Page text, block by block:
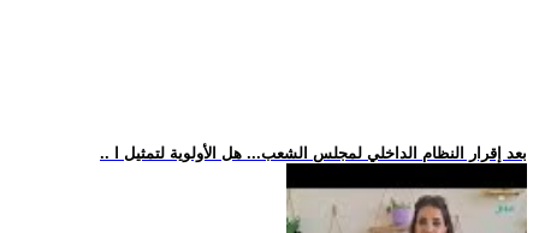
.. بعد إقرار النظام الداخلي لمجلس الشعب... هل الأولوية لتمثيل ا